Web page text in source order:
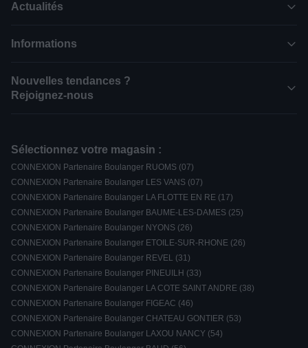
Actualités
Informations
Nouvelles tendances ?
Rejoignez-nous
Sélectionnez votre magasin :
CONNEXION Partenaire Boulanger RUOMS (07)
CONNEXION Partenaire Boulanger LES VANS (07)
CONNEXION Partenaire Boulanger LA FLOTTE EN RE (17)
CONNEXION Partenaire Boulanger BAUME-LES-DAMES (25)
CONNEXION Partenaire Boulanger NYONS (26)
CONNEXION Partenaire Boulanger ETOILE-SUR-RHONE (26)
CONNEXION Partenaire Boulanger REVEL (31)
CONNEXION Partenaire Boulanger PINEUILH (33)
CONNEXION Partenaire Boulanger LA COTE SAINT ANDRE (38)
CONNEXION Partenaire Boulanger FIGEAC (46)
CONNEXION Partenaire Boulanger CHATEAU GONTIER (53)
CONNEXION Partenaire Boulanger LAXOU NANCY (54)